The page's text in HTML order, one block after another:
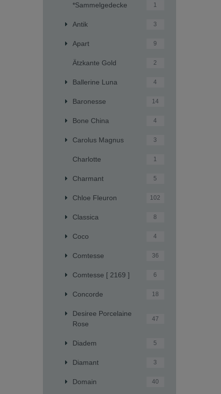
*Sammelgedecke 1
Antik 3
Apart 9
Ätzkante Gold 2
Ballerine Luna 4
Baronesse 14
Bone China 4
Carolus Magnus 3
Charlotte 1
Charmant 5
Chloe Fleuron 102
Classica 8
Coco 4
Comtesse 36
Comtesse [ 2169 ] 6
Concorde 18
Desiree Porcelaine
Rose
47
Diadem 5
Diamant 3
Domain 40